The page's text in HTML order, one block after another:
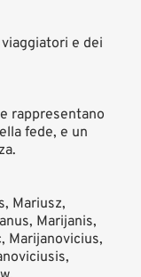
e dei
rappresentano
fede, e un
Mariusz,
Marijanis,
Marijanovicius,